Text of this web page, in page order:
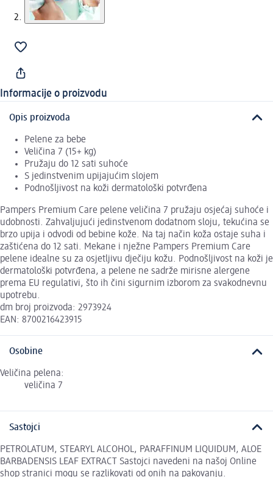
Informacije o proizvodu
Opis proizvoda
Pelene za bebe
Veličina 7 (15+ kg)
Pružaju do 12 sati suhoće
S jedinstvenim upijajućim slojem
Podnošljivost na koži dermatološki potvrđena
Pampers Premium Care pelene veličina 7 pružaju osjećaj suhoće i
udobnosti. Zahvaljujući jedinstvenom dodatnom sloju, tekućina se
brzo upija i odvodi od bebine kože. Na taj način koža ostaje suha i
zaštićena do 12 sati. Mekane i nježne Pampers Premium Care
pelene idealne su za osjetljivu dječiju kožu. Podnošljivost na koži je
dermatološki potvrđena, a pelene ne sadrže mirisne alergene
prema EU regulativi, što ih čini sigurnim izborom za svakodnevnu
upotrebu.
dm broj proizvoda: 2973924
EAN: 8700216423915
Osobine
Veličina pelena:
veličina 7
Sastojci
PETROLATUM, STEARYL ALCOHOL, PARAFFINUM LIQUIDUM, ALOE
BARBADENSIS LEAF EXTRACT Sastojci navedeni na našoj Online
shop stranici mogu se razlikovati od onih na pakovanju.